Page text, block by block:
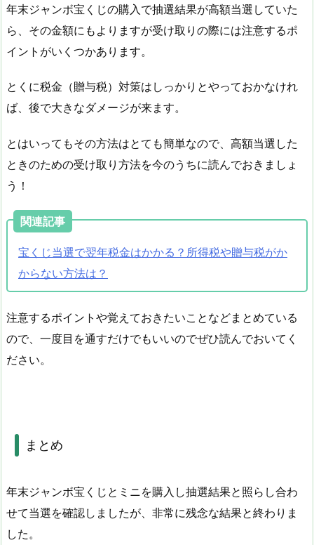
年末ジャンボ宝くじの購入で抽選結果が高額当選していた
ら、その金額にもよりますが受け取りの際には注意するポ
イントがいくつかあります。
とくに税金（贈与税）対策はしっかりとやっておかなけれ
ば、後で大きなダメージが来ます。
とはいってもその方法はとても簡単なので、高額当選した
ときのための受け取り方法を今のうちに読んでおきましょ
う！
関連記事
宝くじ当選で翌年税金はかかる？所得税や贈与税がか
からない方法は？
注意するポイントや覚えておきたいことなどまとめている
ので、一度目を通すだけでもいいのでぜひ読んでおいてく
ださい。
まとめ
年末ジャンボ宝くじとミニを購入し抽選結果と照らし合わ
せて当選を確認しましたが、非常に残念な結果と終わりま
した。